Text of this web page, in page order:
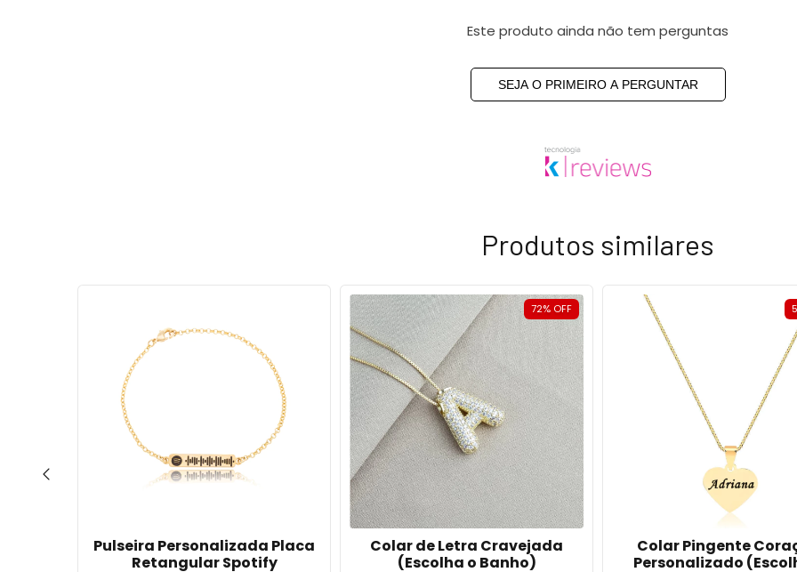
Este produto ainda não tem perguntas
SEJA O PRIMEIRO A PERGUNTAR
Produtos similares
Pulseira Personalizada Placa
Retangular Spotify
72% OFF
Colar de Letra Cravejada
(Escolha o Banho)
Colar Pingente
Personalizado